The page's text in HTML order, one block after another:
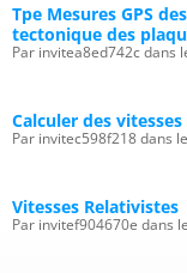
Tpe Mesures GPS
tectonique des
Par invitea8ed742c dans
Calculer des vitesses
Par invitec598f218 dans
Vitesses Relativistes
Par invitef904670e dans